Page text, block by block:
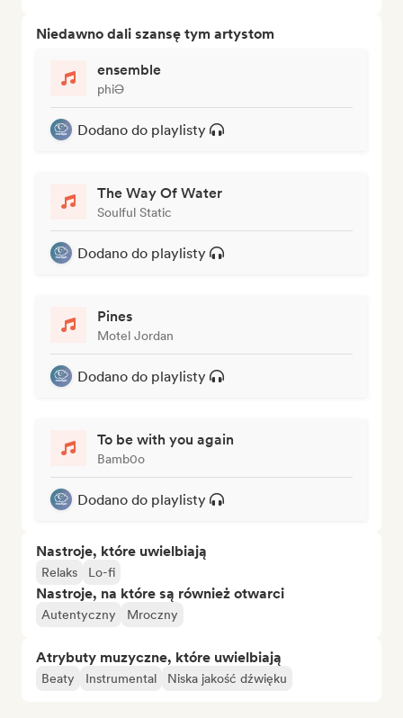
Niedawno dali szansę tym artystom
ensemble
phiƏ
Dodano do playlisty
The Way Of Water
Soulful Static
Dodano do playlisty
Pines
Motel Jordan
Dodano do playlisty
To be with you again
Bamb0o
Dodano do playlisty
Nastroje, które uwielbiają
Relaks Lo-fi
Nastroje, na które są również otwarci
Autentyczny Mroczny
Atrybuty muzyczne, które uwielbiają
Beaty Instrumental Niska jakość dźwięku